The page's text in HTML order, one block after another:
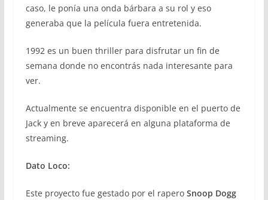
caso, le ponía una onda bárbara a su rol y eso
generaba que la película fuera entretenida.
1992 es un buen thriller para disfrutar un fin de
semana donde no encontrás nada interesante para
ver.
Actualmente se encuentra disponible en el puerto de
Jack y en breve aparecerá en alguna plataforma de
streaming.
Dato Loco:
Este proyecto fue gestado por el rapero Snoop Dogg